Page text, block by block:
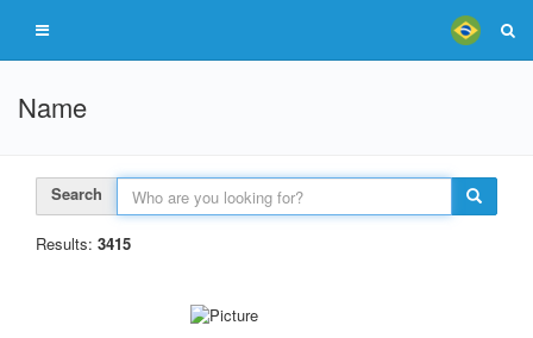
Name
Search
Results: 3415